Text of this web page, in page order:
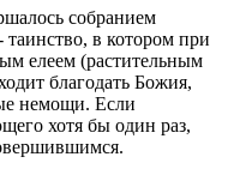
собранием
в котором при
елеем (растительным
благодать Божия,
немощи. Если
хотя бы один раз,